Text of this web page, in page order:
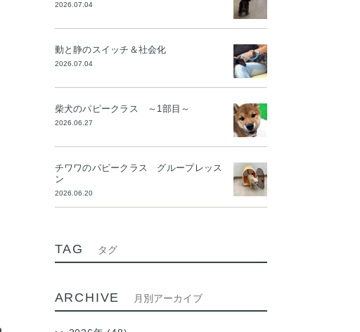
2026.07.04
動と静のスイッチ＆社会化
2026.07.04
柴犬のパピークラス ～1部目～
2026.06.27
チワワのパピークラス グループレッス
ン
2026.06.20
TAG タグ
ARCHIVE 月別アーカイブ